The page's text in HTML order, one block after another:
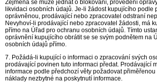
Zejména se může jednat o blokování, provedení
likvidaci osobních údajů. Je-li žádost kupujícího podle
oprávněnou, prodávající nebo zpracovatel odstraní
Nevyhoví-li prodávající nebo zpracovatel žádosti, má
přímo na Úřad pro ochranu osobních údajů. Tímto
oprávnění kupujícího obrátit se se svým podnětem na
osobních údajů přímo.
7. Požádá-li kupující o informaci o zpracování svých
prodávající povinen tuto informaci předat. Prodávající
informace podle předchozí věty požadovat
náklady nezbytné na poskytnutí informace.